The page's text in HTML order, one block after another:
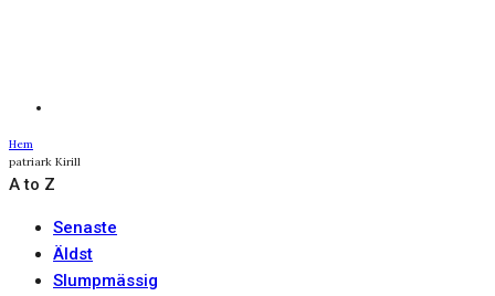
Hem
patriark Kirill
A to Z
Senaste
Äldst
Slumpmässig